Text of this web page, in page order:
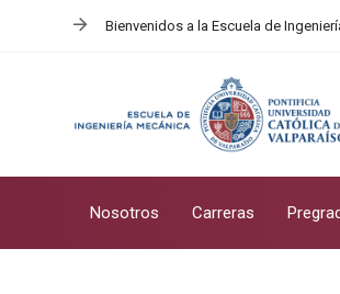
content
Bienvenidos a la Escuela de
Nosotros Carreras